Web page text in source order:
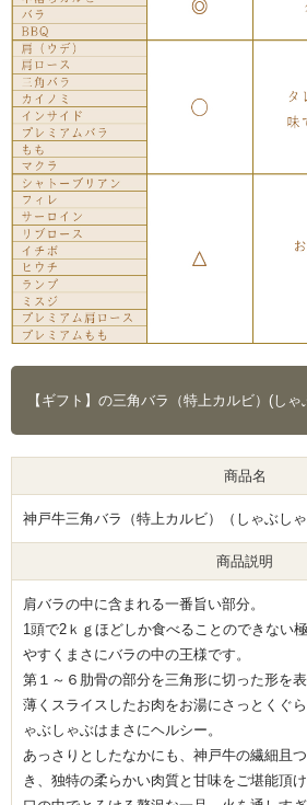
【ギフト】の三角バラ（特上カルビ）(し
商品名
神戸牛三角バラ（特上カルビ）（しゃぶしゃ
商品説明
肩バラの中に含まれる一番旨い部分。
1頭で2ｋｇほどしか食べることのできない
やすくまさにバラの中の王様です。
第１～６肋骨の部分を三角形に切った形を表
薄くスライスしたお肉をお湯にさっとくぐ
ゃぶしゃぶはまさにヘルシー。
あっさりとしたなかにも、神戸牛の繊細且
き、独特の柔らかい肉質と甘味をご堪能頂け